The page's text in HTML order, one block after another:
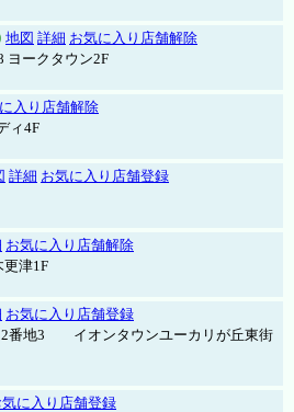
地図 詳細 お気に入り店舗解除
ヨークタウン2F
入り店舗解除
ィ4F
詳細 お気に入り店舗登録
お気に入り店舗解除
津1F
お気に入り店舗登録
番地3 イオンタウンユーカリが丘東街
気に入り店舗登録